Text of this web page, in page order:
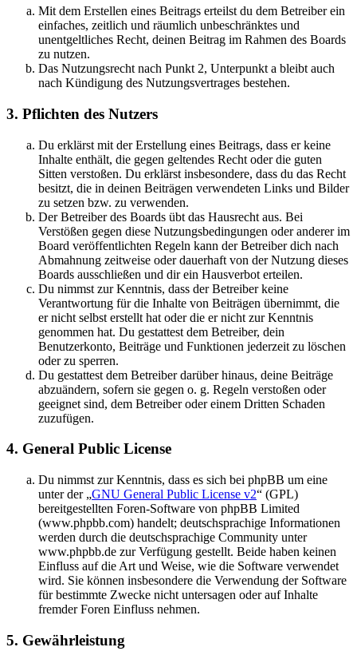
Mit dem Erstellen eines Beitrags erteilst du dem Betreiber ein
einfaches, zeitlich und räumlich unbeschränktes und
unentgeltliches Recht, deinen Beitrag im Rahmen des Boards
zu nutzen.
Das Nutzungsrecht nach Punkt 2, Unterpunkt a bleibt auch
nach Kündigung des Nutzungsvertrages bestehen.
3. Pflichten des Nutzers
Du erklärst mit der Erstellung eines Beitrags, dass er keine
Inhalte enthält, die gegen geltendes Recht oder die guten
Sitten verstoßen. Du erklärst insbesondere, dass du das Recht
besitzt, die in deinen Beiträgen verwendeten Links und Bilder
zu setzen bzw. zu verwenden.
Der Betreiber des Boards übt das Hausrecht aus. Bei
Verstößen gegen diese Nutzungsbedingungen oder anderer im
Board veröffentlichten Regeln kann der Betreiber dich nach
Abmahnung zeitweise oder dauerhaft von der Nutzung dieses
Boards ausschließen und dir ein Hausverbot erteilen.
Du nimmst zur Kenntnis, dass der Betreiber keine
Verantwortung für die Inhalte von Beiträgen übernimmt, die
er nicht selbst erstellt hat oder die er nicht zur Kenntnis
genommen hat. Du gestattest dem Betreiber, dein
Benutzerkonto, Beiträge und Funktionen jederzeit zu löschen
oder zu sperren.
Du gestattest dem Betreiber darüber hinaus, deine Beiträge
abzuändern, sofern sie gegen o. g. Regeln verstoßen oder
geeignet sind, dem Betreiber oder einem Dritten Schaden
zuzufügen.
4. General Public License
Du nimmst zur Kenntnis, dass es sich bei phpBB um eine
unter der „GNU General Public License v2“ (GPL)
bereitgestellten Foren-Software von phpBB Limited
(www.phpbb.com) handelt; deutschsprachige Informationen
werden durch die deutschsprachige Community unter
www.phpbb.de zur Verfügung gestellt. Beide haben keinen
Einfluss auf die Art und Weise, wie die Software verwendet
wird. Sie können insbesondere die Verwendung der Software
für bestimmte Zwecke nicht untersagen oder auf Inhalte
fremder Foren Einfluss nehmen.
5. Gewährleistung